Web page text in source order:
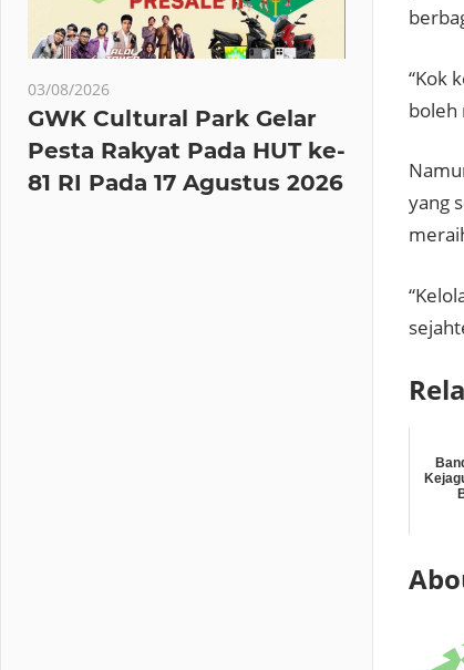
“Kok
boleh
yang
03/08/2026
GWK Cultural Park Gelar
Pesta Rakyat Pada HUT ke-
81 RI Pada 17 Agustus 2026